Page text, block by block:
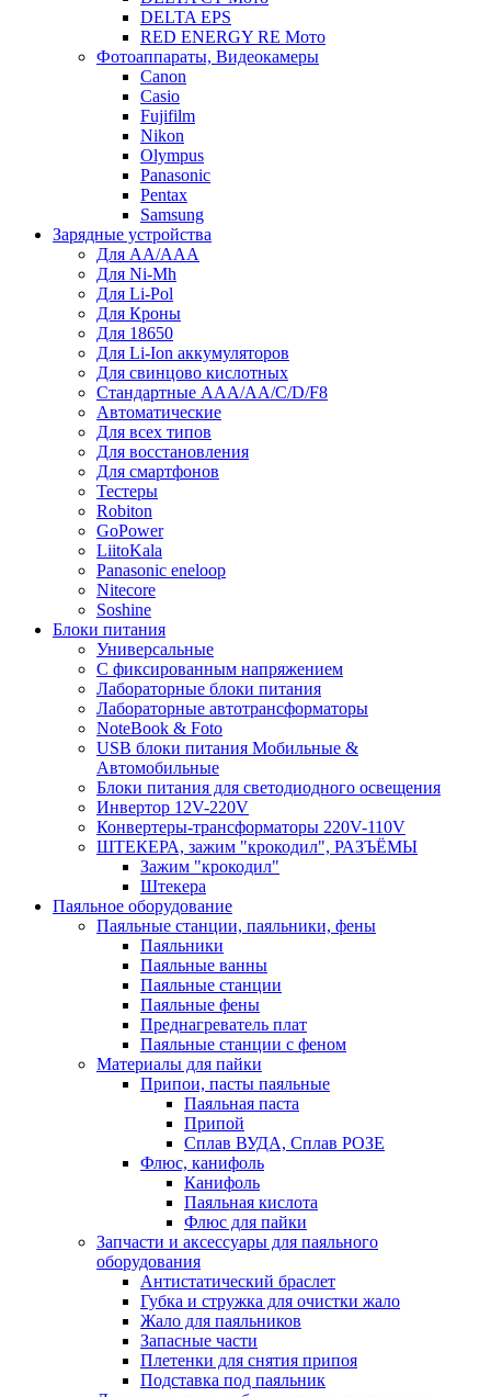
DELTA EPS
RED ENERGY RE Мото
Фотоаппараты, Видеокамеры
Canon
Casio
Fujifilm
Nikon
Olympus
Panasonic
Pentax
Samsung
Зарядные устройства
Для AA/AAA
Для Ni-Mh
Для Li-Pol
Для Кроны
Для 18650
Для Li-Ion аккумуляторов
Для свинцово кислотных
Стандартные ААА/АА/С/D/F8
Автоматические
Для всех типов
Для восстановления
Для смартфонов
Тестеры
Robiton
GoPower
LiitoKala
Panasonic eneloop
Nitecore
Soshine
Блоки питания
Универсальные
C фиксированным напряжением
Лабораторные блоки питания
Лабораторные автотрансформаторы
NoteBook & Foto
USB блоки питания Мобильные &
Автомобильные
Блоки питания для светодиодного освещения
Инвертор 12V-220V
Конвертеры-трансформаторы 220V-110V
ШТЕКЕРА, зажим "крокодил", РАЗЪЁМЫ
Зажим "крокодил"
Штекера
Паяльное оборудование
Паяльные станции, паяльники, фены
Паяльники
Паяльные ванны
Паяльные станции
Паяльные фены
Преднагреватель плат
Паяльные станции с феном
Материалы для пайки
Припои, пасты паяльные
Паяльная паста
Припой
Сплав ВУДА, Сплав РОЗЕ
Флюс, канифоль
Канифоль
Паяльная кислота
Флюс для пайки
Запчасти и аксессуары для паяльного
оборудования
Антистатический браслет
Губка и стружка для очистки жало
Жало для паяльников
Запасные части
Плетенки для снятия припоя
Подставка под паяльник